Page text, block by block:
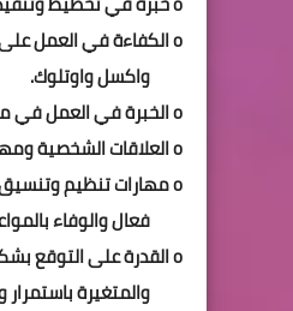
o الكفاءة في العمل على برنامج مايكروسوفت اوفيس، وخاصة مايكروسوفت وورد
واكسل واوتلوك.
o الخبرة في العمل في منظمة دولية انسانية صفة مرغوبة.
o العلاقات الشخصية ومهارات التواصل والتنسيق.
o مهارات تنظيم وتنسيق ممتازة والقدرة على تحديد الاولويات، والتواصل بشكل
فعال والوفاء
o القدرة على التوقع بشكل مسبق والتكيف مع بيئة العمل الانسانية الصعبة
والمتغيرة باستمرار